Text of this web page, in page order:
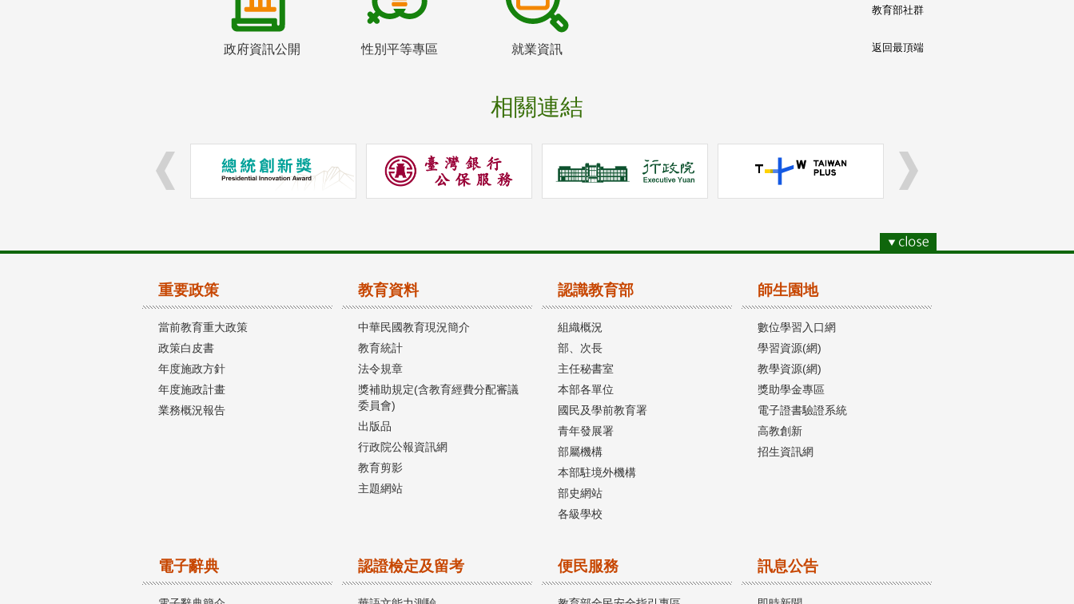
政府資訊公開 性別平等專區 就業資訊
相關連結
教育部社群
返回最頂端
重要政策
當前教育重大政策
政策白皮書
年度施政方針
年度施政計畫
業務概況報告
教育資料
中華民國教育現況簡介
教育統計
法令規章
獎補助規定(含教育經費分配審議
委員會)
出版品
行政院公報資訊網
教育剪影
主題網站
認識教育部
組織概況
部、次長
主任秘書室
本部各單位
國民及學前教育署
青年發展署
部屬機構
本部駐境外機構
部史網站
各級學校
師生園地
數位學習入口網
學習資源(網)
教學資源(網)
獎助學金專區
電子證書驗證系統
高教創新
招生資訊網
電子辭典 認證檢定及留考 便民服務 訊息公告